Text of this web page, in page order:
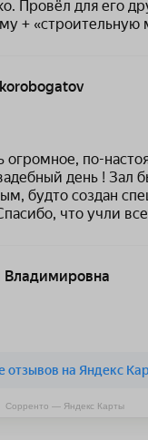
Сорренто — Яндекс Карты